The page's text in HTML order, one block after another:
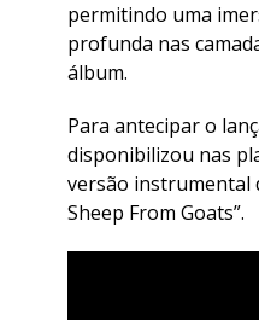
permitindo uma
profunda nas
álbum.
Para antecipar o
disponibilizou nas
versão instrumental
Sheep From Goats”.